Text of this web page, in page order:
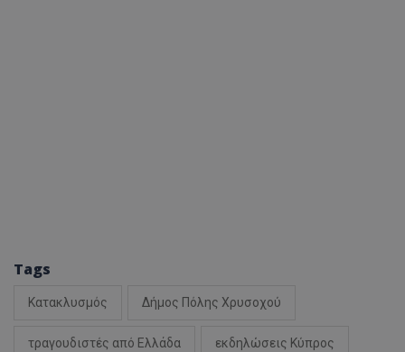
Tags
Κατακλυσμός Δήμος Πόλης Χρυσοχού
τραγουδιστές από Ελλάδα εκδηλώσεις Κύπρος